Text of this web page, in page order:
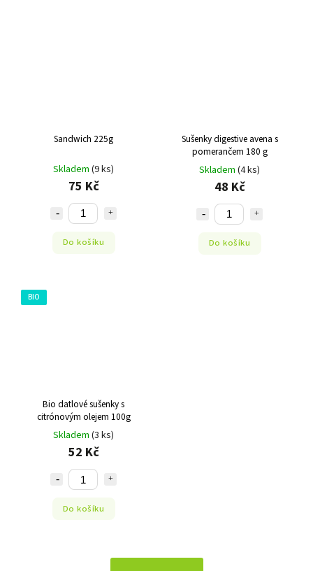
Sandwich 225g
Skladem (9 ks)
75 Kč
Do košíku
Sušenky digestive avena s
pomerančem 180 g
Skladem (4 ks)
48 Kč
Do košíku
BIO
Bio datlové sušenky s
citrónovým olejem 100g
Skladem (3 ks)
52 Kč
Do košíku